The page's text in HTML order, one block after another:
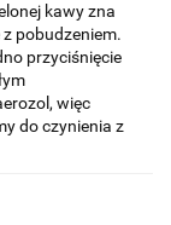
kawy zna
pobudzeniem.
przyciśnięcie
więc
do czynienia z